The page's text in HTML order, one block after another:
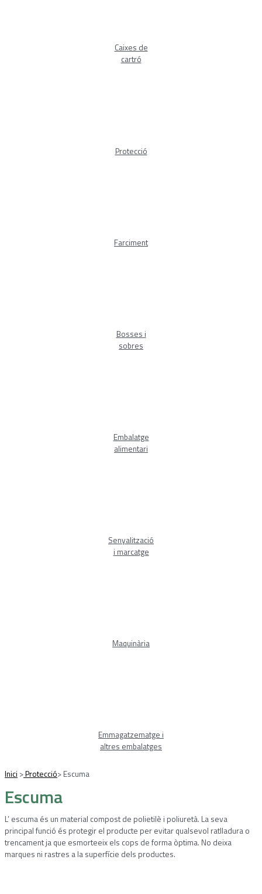
Caixes de
cartró
Protecció
Farciment
Bosses i
sobres
Embalatge
alimentari
Senyalització
i marcatge
Maquinària
Emmagatzematge i
altres embalatges
Inici >Protecció> Escuma
Escuma
L’ escuma és un material compost de polietilè i poliuretà. La seva
principal funció és protegir el producte per evitar qualsevol ratlladura o
trencament ja que esmorteeix els cops de forma òptima. No deixa
marques ni rastres a la superfície dels productes.